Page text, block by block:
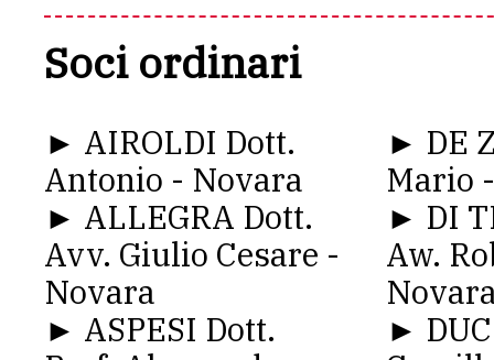
Soci ordinari
► AIROLDI Dott.
Antonio - Novara
► ALLEGRA Dott.
Avv. Giulio Cesare -
Novara
► ASPESI Dott.
► DE
Mario
► DI
Aw.
►